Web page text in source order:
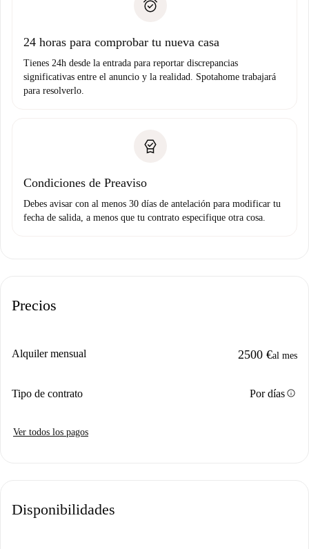
Prueba de solvencia
no nos comunicas ningún problema.
24 horas para comprobar tu nueva casa
Tienes 24h desde la entrada para reportar discrepancias
significativas entre el anuncio y la realidad. Spotahome trabajará
para resolverlo.
Condiciones de Preaviso
Debes avisar con al menos 30 días de antelación para modificar tu
fecha de salida, a menos que tu contrato especifique otra cosa.
Precios
Alquiler mensual 2500 €al mes
Tipo de contrato Por díasinfo
Ver todos los pagos
Disponibilidades